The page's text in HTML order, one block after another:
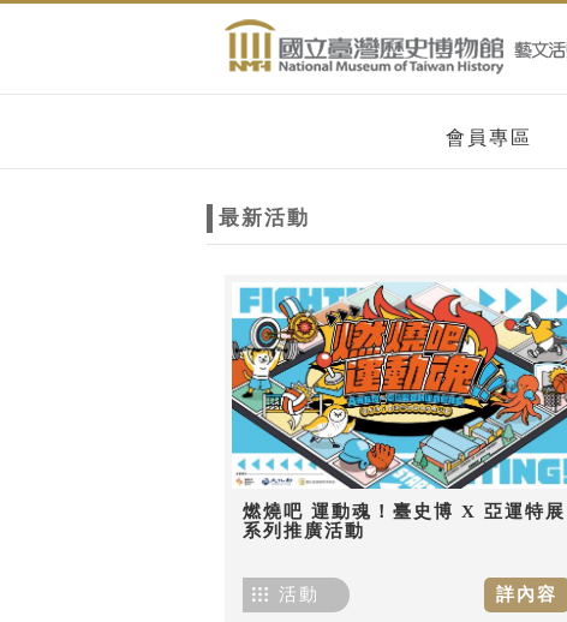
會員專區
最新活動
燃燒吧 運動魂！臺史博 X 亞運特展
系列推廣活動
詳內容
活動